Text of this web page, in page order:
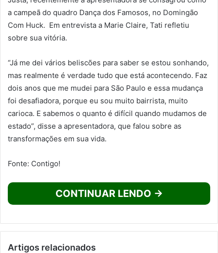
a campeã do quadro Dança dos Famosos, no Domingão
Com Huck. Em entrevista a Marie Claire, Tati refletiu
sobre sua vitória.
“Já me dei vários beliscões para saber se estou sonhando,
mas realmente é verdade tudo que está acontecendo. Faz
dois anos que me mudei para São Paulo e essa mudança
foi desafiadora, porque eu sou muito bairrista, muito
carioca. E sabemos o quanto é difícil quando mudamos de
estado”, disse a apresentadora, que falou sobre as
transformações em sua vida.
Fonte: Contigo!
CONTINUAR LENDO →
Artigos relacionados